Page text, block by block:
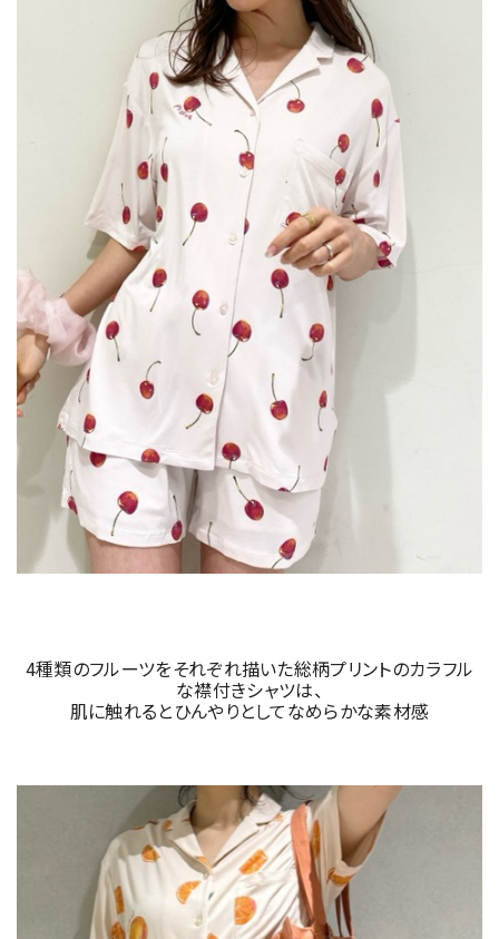
4種類のフルーツをそれぞれ描いた総柄プリントのカラフル
な襟付きシャツは、
肌に触れるとひんやりとしてなめらかな素材感